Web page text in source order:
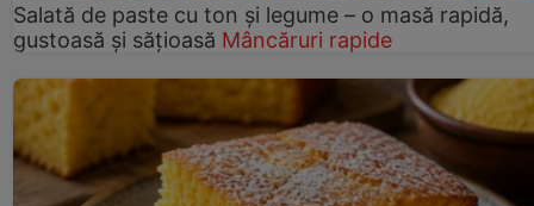
Salată de paste cu ton și legume – o masă rapidă,
gustoasă și sățioasă Mâncăruri rapide